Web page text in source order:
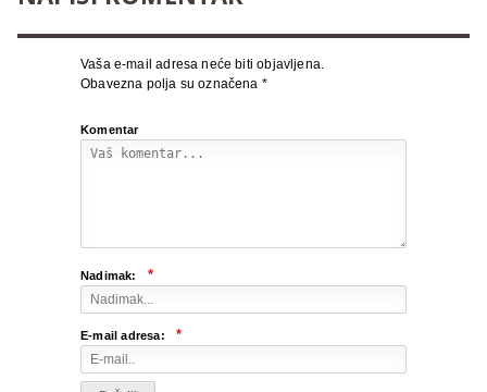
Vaša e-mail adresa neće biti objavljena.
Obavezna polja su označena *
Komentar
Nadimak: *
E-mail adresa: *